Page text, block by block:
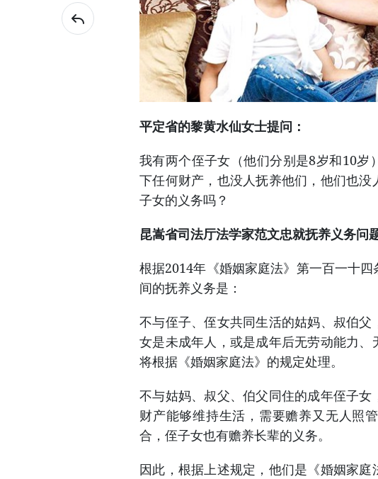
平定省的黎黄水仙女士提问：
我有两个侄子女（他们分别是8岁和10岁
下任何财产，也没人抚养他们，他们也
子女的义务吗？
昆嵩省司法厅法学家范文忠就抚养义务问
根据2014年《婚姻家庭法》第一百一十
间的抚养义务是：
不与侄子、侄女共同生活的姑妈、叔伯
女是未成年人，或是成年后无劳动能力、
将根据《婚姻家庭法》的规定处理。
不与姑妈、叔父、伯父同住的成年侄子
财产能够维持生活，需要赡养又无人照
合，侄子女也有赡养长辈的义务。
因此，根据上述规定，他们是《婚姻家